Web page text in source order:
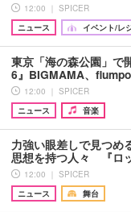
12:00 ｜ SPICER
ニュース
イベント/レ
東京「海の森公園」で
6』BIGMAMA、
12:00 ｜ SPICER
ニュース
音楽
力強い眼差しで見つめ
思想を持つ人々 『ロ
12:00 ｜ SPICER
ニュース
舞台